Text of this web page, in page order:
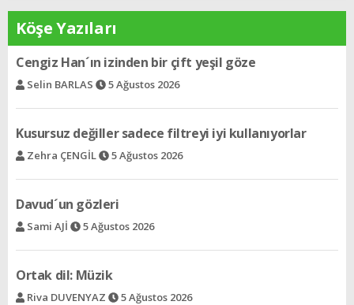
Köşe Yazıları
Kusursuz değiller sadece filtreyi iyi kullanıyorlar
Zehra ÇENGİL 5 Ağustos 2026
Davud´un gözleri
Sami AJİ 5 Ağustos 2026
Ortak dil: Müzik
Riva DUVENYAZ 5 Ağustos 2026
Kırkıncı oda
Avram VENTURA 5 Ağustos 2026